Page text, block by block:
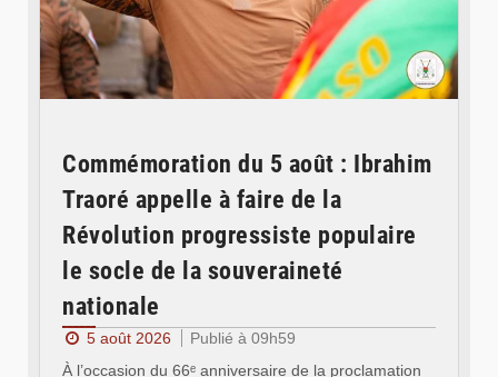
Commémoration du 5 août : Ibrahim
Traoré appelle à faire de la
Révolution progressiste populaire
le socle de la souveraineté
nationale
5 août 2026
Publié à 09h59
À l’occasion du 66ᵉ anniversaire de la proclamation